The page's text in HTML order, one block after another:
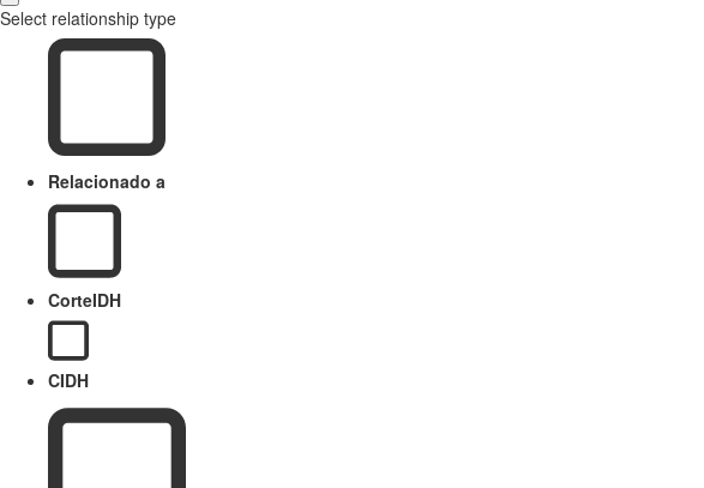
Select relationship type
Relacionado a
CorteIDH
CIDH